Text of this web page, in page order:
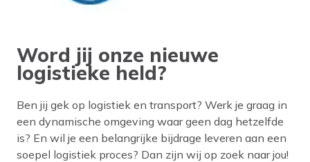
Word jij onze nieuwe
logistieke held?
Ben jij gek op logistiek en transport? Werk je graag in
een dynamische omgeving waar geen dag hetzelfde
is? En wil je een belangrijke bijdrage leveren aan een
soepel logistiek proces? Dan zijn wij op zoek naar jou!